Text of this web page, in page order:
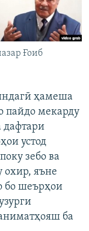
Ғоиб
ҳамеша
пайдо мекарду
дафтари
устод
зебо ва
охир, яъне
бо шеърҳои
ба